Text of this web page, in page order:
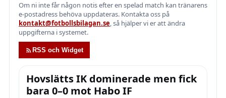
Om ni inte får någon notis efter en spelad match kan tränarens
e-postadress behöva uppdateras. Kontakta oss på
kontakt@fotbollsbilagan.se, så hjälper vi er att ändra
uppgifterna i systemet.
RSS och Widget
Hovslätts IK dominerade men fick
bara 0–0 mot Habo IF